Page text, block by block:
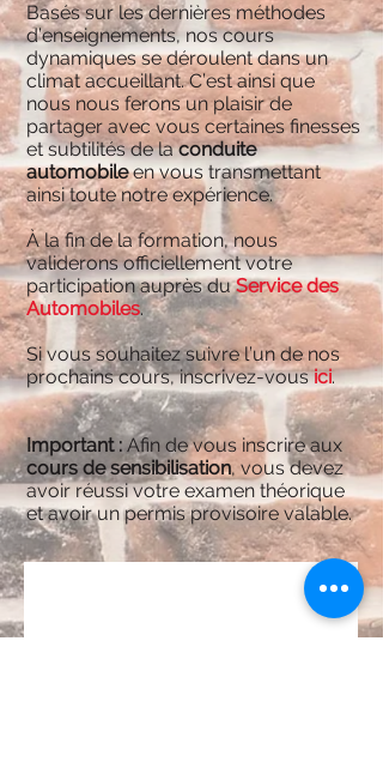
Basés sur les dernières méthodes
d’enseignements, nos cours
dynamiques se déroulent dans un
climat accueillant. C’est ainsi que
nous nous ferons un plaisir de
partager avec vous certaines finesses
et subtilités de laconduite
automobileen vous transmettant
ainsi toute notre expérience.
À la fin de la formation, nous
validerons officiellement votre
participation auprès duService des
Automobiles.
Si vous souhaitez suivre l’un de nos
prochains cours, inscrivez-vousici.
Important :Afin de vous inscrire aux
cours de sensibilisation, vous devez
avoir réussi votre examen théorique
et avoir un permis provisoire valable.